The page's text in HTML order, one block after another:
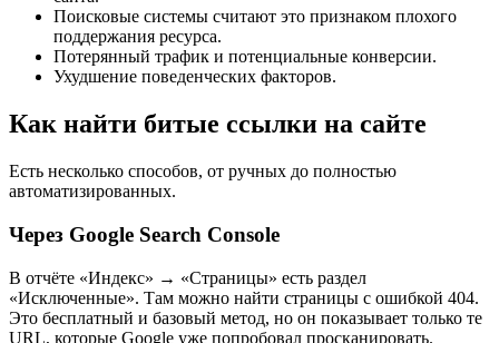
Поисковые системы считают это признаком плохого
поддержания ресурса.
Потерянный трафик и потенциальные конверсии.
Ухудшение поведенческих факторов.
Как найти битые ссылки на сайте
Есть несколько способов, от ручных до полностью
автоматизированных.
Через Google Search Console
В отчёте «Индекс» → «Страницы» есть раздел
«Исключенные». Там можно найти страницы с ошибкой 404.
Это бесплатный и базовый метод, но он показывает только те
URL, которые Google уже попробовал просканировать.